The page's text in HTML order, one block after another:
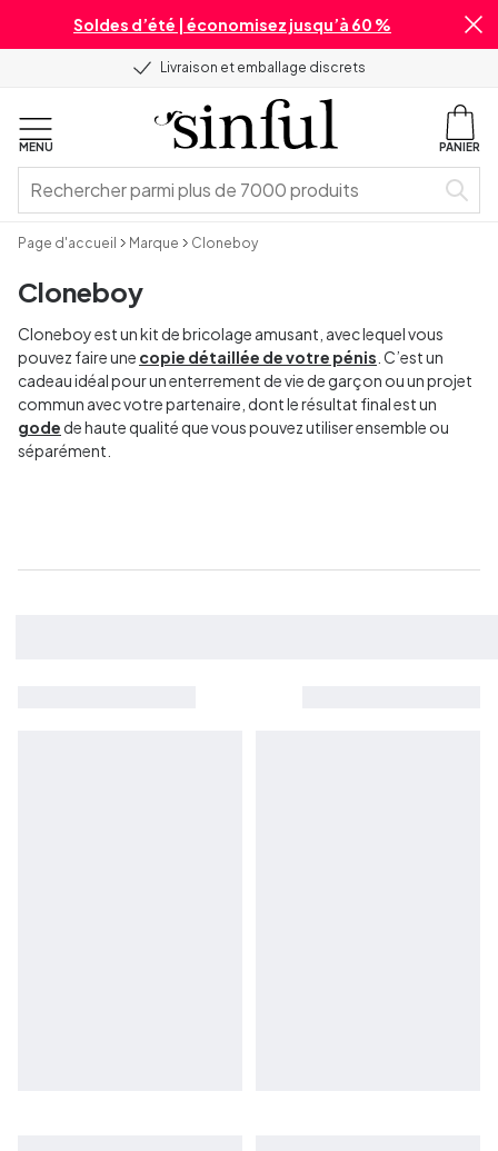
Soldes d’été | économisez jusqu’à 60 %
Livraison et emballage discrets
MENU PANIER
Page d'accueil Marque Cloneboy
Cloneboy
Cloneboy est un kit de bricolage amusant, avec lequel vous
pouvez faire une copie détaillée de votre pénis . C’est un
cadeau idéal pour un enterrement de vie de garçon ou un projet
commun avec votre partenaire, dont le résultat final est un
gode de haute qualité que vous pouvez utiliser ensemble ou
séparément.